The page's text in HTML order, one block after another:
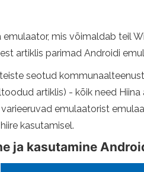
mis võimaldab teil
artiklis parimad Androidi
seotud
artiklis) - kõik need
emulaatorist
kasutamisel.
ja kasutamine